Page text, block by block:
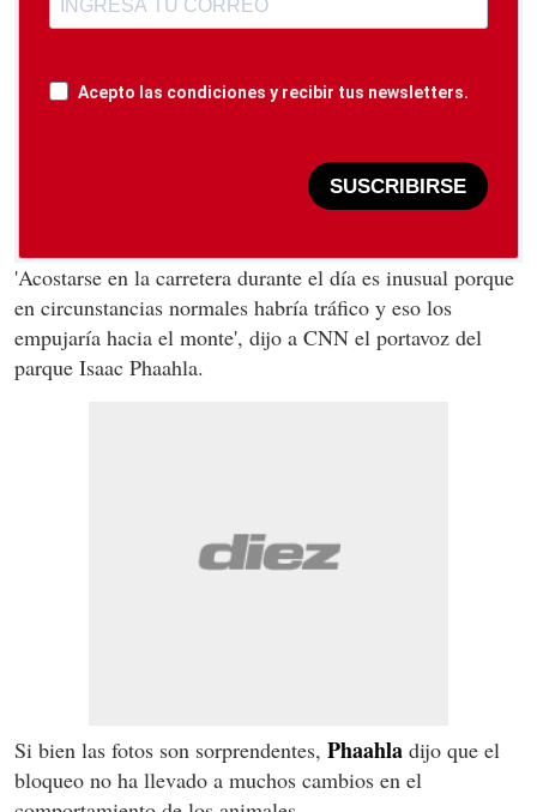
Acepto las condiciones y recibir tus newsletters.
SUSCRIBIRSE
'Acostarse en la carretera durante el día es inusual porque
en circunstancias normales habría tráfico y eso los
empujaría hacia el monte', dijo a CNN el portavoz del
parque Isaac Phaahla.
Si bien las fotos son sorprendentes, Phaahla dijo que el
bloqueo no ha llevado a muchos cambios en el